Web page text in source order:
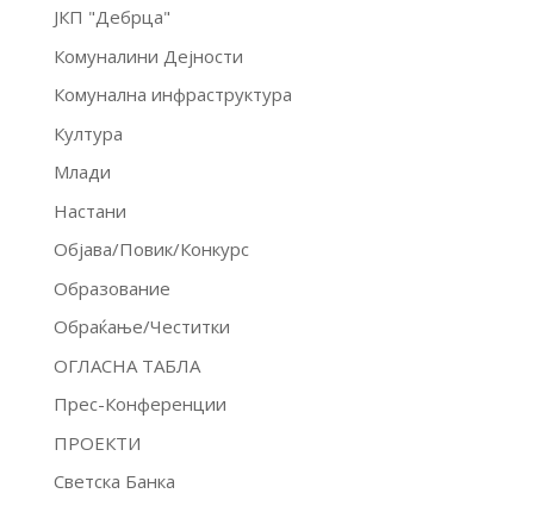
ЈКП "Дебрца"
Комуналини Дејности
Комунална инфраструктура
Култура
Млади
Настани
Објава/Повик/Конкурс
Образование
Обраќање/Честитки
ОГЛАСНА ТАБЛА
Прес-Конференции
ПРОЕКТИ
Светска Банка